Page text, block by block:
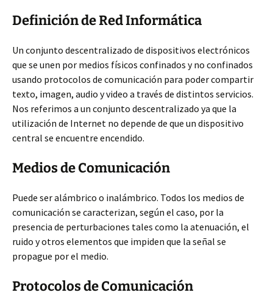
Definición de Red Informática
Un conjunto descentralizado de dispositivos electrónicos
que se unen por medios físicos confinados y no confinados
usando protocolos de comunicación para poder compartir
texto, imagen, audio y video a través de distintos servicios.
Nos referimos a un conjunto descentralizado ya que la
utilización de Internet no depende de que un dispositivo
central se encuentre encendido.
Medios de Comunicación
Puede ser alámbrico o inalámbrico. Todos los medios de
comunicación se caracterizan, según el caso, por la
presencia de perturbaciones tales como la atenuación, el
ruido y otros elementos que impiden que la señal se
propague por el medio.
Protocolos de Comunicación